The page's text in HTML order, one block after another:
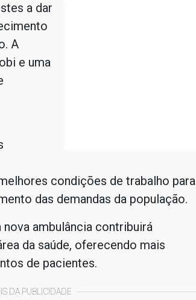
a dar
A
e uma
condições de trabalho para
das demandas da população.
ambulância contribuirá
da saúde, oferecendo mais
de pacientes.
DA PUBLICIDADE